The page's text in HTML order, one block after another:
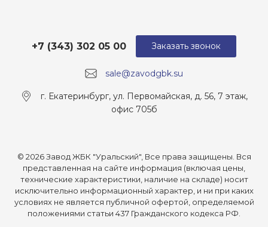
sale@zavodgbk.su
+7 (343) 302 05 00
г. Екатеринбург, ул. Первомайская, д. 56, 7 этаж,
офис 705б
Заказать звонок
© 2026 Завод ЖБК "Уральский", Все права защищены. Вся
представленная на сайте информация (включая цены,
технические характеристики, наличие на складе) носит
исключительно информационный характер, и ни при каких
условиях не является публичной офертой, определяемой
положениями статьи 437 Гражданского кодекса РФ.